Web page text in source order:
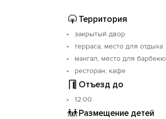
Территория
закрытый двор
терраса, место для отдыха
мангал, место для барбекю
ресторан, кафе
Отъезд до
12:00
Размещение детей